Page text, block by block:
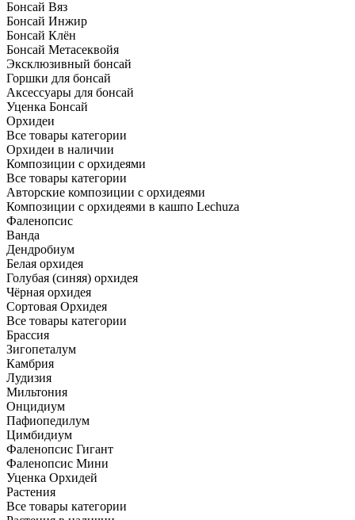
Бонсай Вяз
Бонсай Инжир
Бонсай Клён
Бонсай Метасеквойя
Эксклюзивный бонсай
Горшки для бонсай
Аксессуары для бонсай
Уценка Бонсай
Орхидеи
Все товары категории
Орхидеи в наличии
Композиции с орхидеями
Все товары категории
Авторские композиции с орхидеями
Композиции с орхидеями в кашпо Lechuza
Фаленопсис
Ванда
Дендробиум
Белая орхидея
Голубая (синяя) орхидея
Чёрная орхидея
Сортовая Орхидея
Все товары категории
Брассия
Зигопеталум
Камбрия
Лудизия
Мильтония
Онцидиум
Пафиопедилум
Цимбидиум
Фаленопсис Гигант
Фаленопсис Мини
Уценка Орхидей
Растения
Все товары категории